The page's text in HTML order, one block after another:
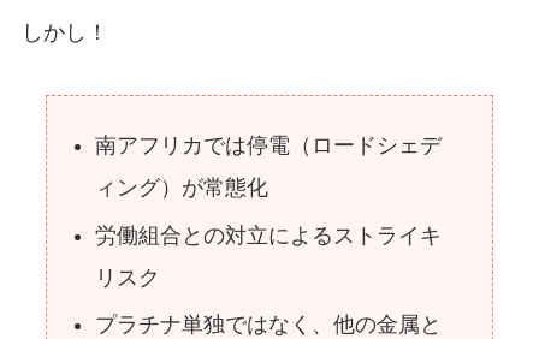
しかし！
南アフリカでは停電（ロードシェデ
ィング）が常態化
労働組合との対立によるストライキ
リスク
プラチナ単独ではなく、他の金属と